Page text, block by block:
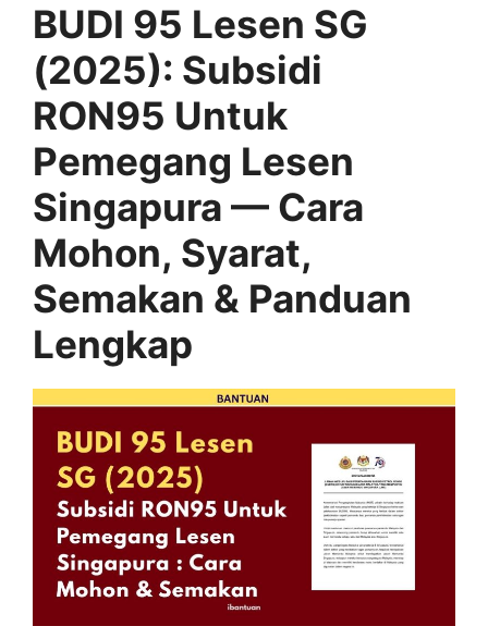
BUDI 95 Lesen SG
(2025): Subsidi
RON95 Untuk
Pemegang Lesen
Singapura — Cara
Mohon, Syarat,
Semakan & Panduan
Lengkap